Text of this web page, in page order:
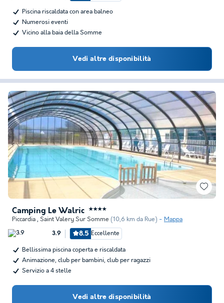
Piscina riscaldata con area balneo
Numerosi eventi
Vicino alla baia della Somme
Vedi altre disponibilità
Camping Le Walric ★★★★
Piccardia , Saint Valery Sur Somme (10,6 km da Rue) Mappa
3.9 8.5 Eccellente
Bellissima piscina coperta e riscaldata
Animazione, club per bambini, club per ragazzi
Servizio a 4 stelle
Vedi altre disponibilità